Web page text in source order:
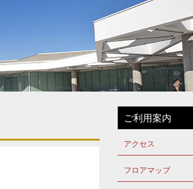
ご利用案内
アクセス
フロアマップ